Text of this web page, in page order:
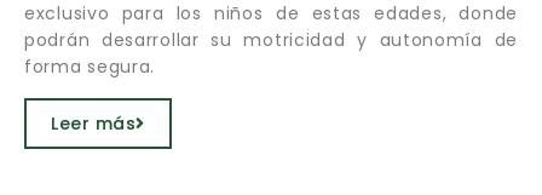
exclusivo para los niños de estas edades, donde
podrán desarrollar su motricidad y autonomía de
forma segura.
Leer más